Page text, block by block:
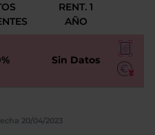
RENT. 1
AÑO
Sin Datos
20/04/2023